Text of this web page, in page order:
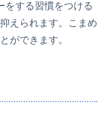
をする習慣をつける
えられます。こまめ
ができます。